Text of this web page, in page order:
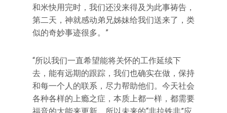
和米快用完时，我们还没来得及为此事祷告，
第二天，神就感动弟兄姊妹给我们送来了，类
似的奇妙事迹很多。”
“所以我们一直希望能将关怀的工作延续下
去，能有远期的跟踪，我们也确实在做，保持
和每一个人的联系，尽力帮助他们。今天社会
各种各样的上瘾之症，本质上都一样，都需要